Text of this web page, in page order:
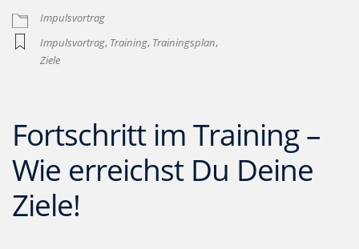
Impulsvortrag
Impulsvortrag, Training, Trainingsplan,
Ziele
Fortschritt im Training –
Wie erreichst Du Deine
Ziele!